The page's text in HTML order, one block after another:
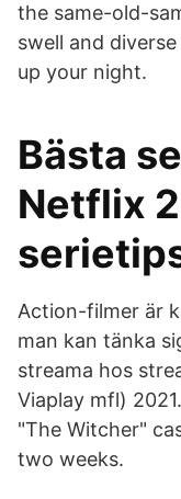
the same-old-
swell and
up your night.
Bästa
Netflix
Action-filmer är
man kan tänka
streama hos
Viaplay mfl)
"The Witcher"
two weeks.